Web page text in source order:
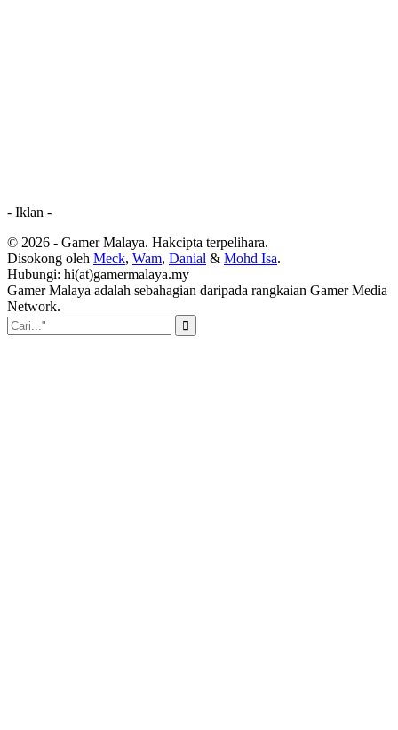
- Iklan -
© 2026 - Gamer Malaya. Hakcipta terpelihara.
Disokong oleh Meck, Wam, Danial & Mohd Isa.
Hubungi: hi(at)gamermalaya.my
Gamer Malaya adalah sebahagian daripada rangkaian Gamer Media
Network.